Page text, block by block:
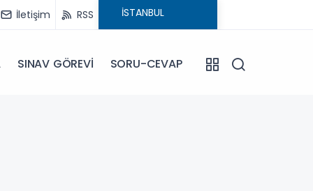
İletişim RSS
SINAV GÖREVİ SORU-CEVAP